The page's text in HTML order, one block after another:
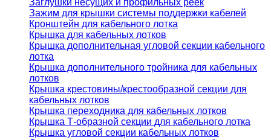
Заглушки несущих и профильных реек
Зажим для крышки системы поддержки кабелей
Кронштейн для кабельного лотка
Крышка для кабельных лотков
Крышка дополнительная угловой секции кабельного
лотка
Крышка дополнительного тройника для кабельных
лотков
Крышка крестовины/крестообразной секции для
кабельных лотков
Крышка переходника для кабельных лотков
Крышка Т-образной секции для кабельного лотка
Крышка угловой секции кабельных лотков